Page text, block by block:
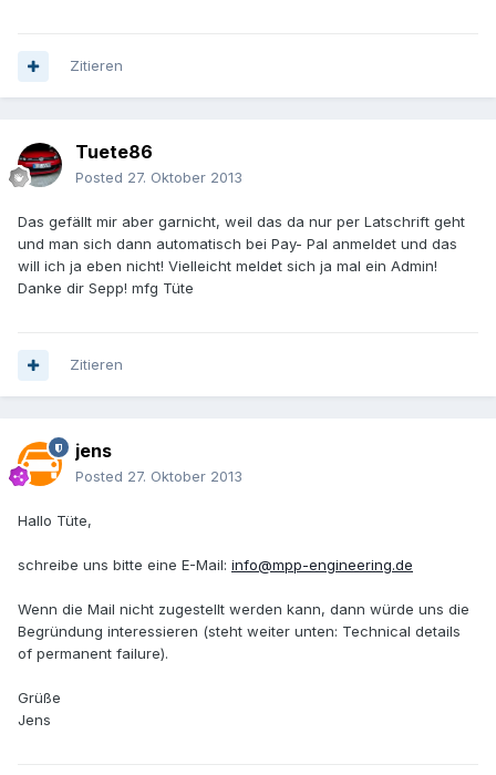
Zitieren
Tuete86
Posted 27. Oktober 2013
Das gefällt mir aber garnicht, weil das da nur per Latschrift geht
und man sich dann automatisch bei Pay- Pal anmeldet und das
will ich ja eben nicht! Vielleicht meldet sich ja mal ein Admin!
Danke dir Sepp! mfg Tüte
Zitieren
jens
Posted 27. Oktober 2013
Hallo Tüte,
schreibe uns bitte eine E-Mail: info@mpp-engineering.de
Wenn die Mail nicht zugestellt werden kann, dann würde uns die
Begründung interessieren (steht weiter unten: Technical details
of permanent failure).
Grüße
Jens